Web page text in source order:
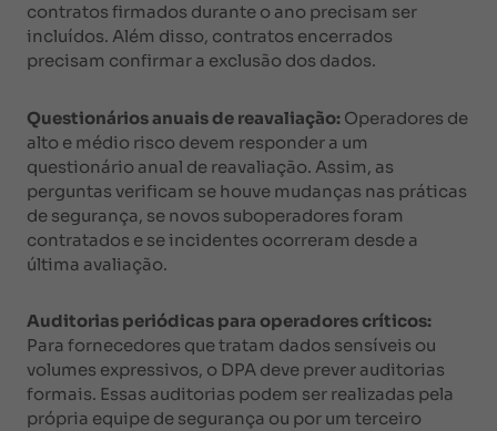
contratos firmados durante o ano precisam ser
incluídos. Além disso, contratos encerrados
precisam confirmar a exclusão dos dados.
Questionários anuais de reavaliação: Operadores de
alto e médio risco devem responder a um
questionário anual de reavaliação. Assim, as
perguntas verificam se houve mudanças nas práticas
de segurança, se novos suboperadores foram
contratados e se incidentes ocorreram desde a
última avaliação.
Auditorias periódicas para operadores críticos:
Para fornecedores que tratam dados sensíveis ou
volumes expressivos, o DPA deve prever auditorias
formais. Essas auditorias podem ser realizadas pela
própria equipe de segurança ou por um terceiro